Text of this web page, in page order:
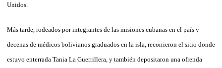
Unidos.
Más tarde, rodeados por integrantes de las misiones cubanas en el país y
decenas de médicos bolivianos graduados en la isla, recorrieron el sitio donde
estuvo enterrada Tania La Guerrillera, y también depositaron una ofrenda